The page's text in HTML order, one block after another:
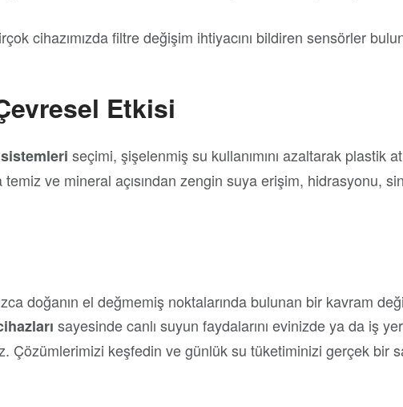
cihazımızda filtre değişim ihtiyacını bildiren sensörler
Etkisi
seçimi, şişelenmiş su kullanımını azaltarak plastik
temiz ve mineral açısından zengin suya erişim, hidrasyonu,
doğanın el değmemiş noktalarında bulunan bir kavram
sayesinde canlı suyun faydalarını evinizde ya da iş
Çözümlerimizi keşfedin ve günlük su tüketiminizi gerçek bir